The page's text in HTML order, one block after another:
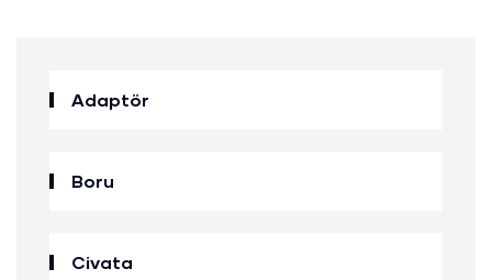
Adaptör
Boru
Civata